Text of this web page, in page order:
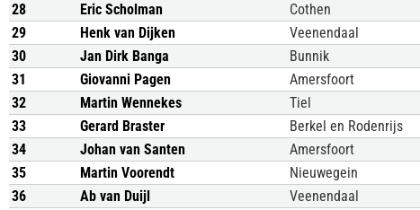
28
Eric Scholman Cothen
29
Henk van Dijken Veenendaal
30
Jan Dirk Banga Bunnik
31
Giovanni Pagen Amersfoort
32
Martin Wennekes Tiel
33
Gerard Braster Berkel en Rodenrijs
34
Johan van Santen Amersfoort
35
Martin Voorendt Nieuwegein
36
Ab van Duijl Veenendaal